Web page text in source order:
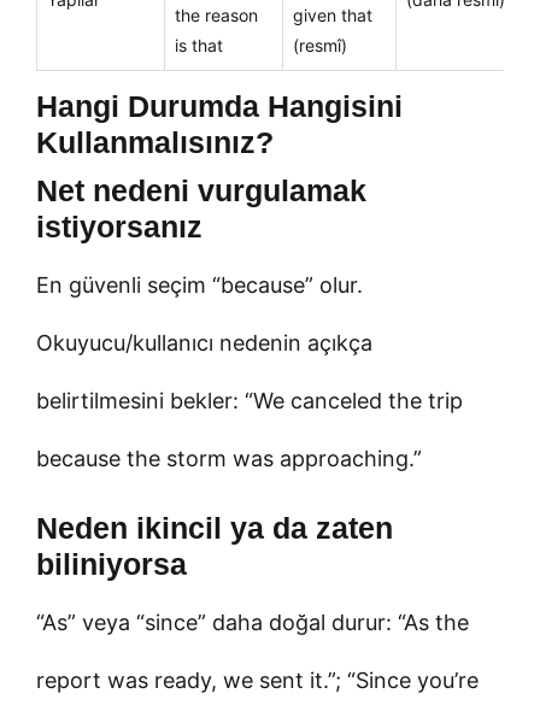
the reason
is that
given that
(resmî)
Hangi Durumda Hangisini
Kullanmalısınız?
Net nedeni vurgulamak
istiyorsanız
En güvenli seçim “because” olur.
Okuyucu/kullanıcı nedenin açıkça
belirtilmesini bekler: “We canceled the trip
because the storm was approaching.”
Neden ikincil ya da zaten
biliniyorsa
“As” veya “since” daha doğal durur: “As the
report was ready, we sent it.”; “Since you’re